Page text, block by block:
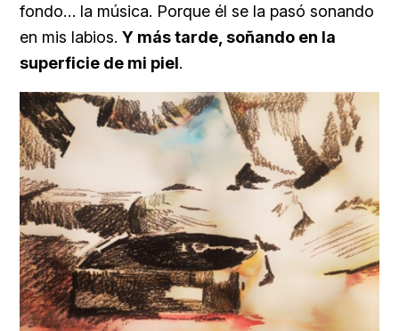
fondo… la música. Porque él se la pasó sonando
en mis labios. Y más tarde, soñando en la
superficie de mi piel.